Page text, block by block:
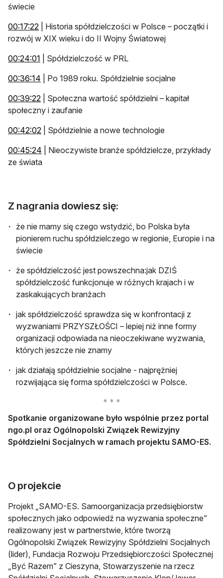
świecie
00:17:22 otwiera się w nowej karcie
| Historia spółdzielczości w Polsce – początki i
rozwój w XIX wieku i do II Wojny Światowej
00:24:01 otwiera się w nowej karcie
| Spółdzielczość w PRL
00:36:14 otwiera się w nowej karcie
| Po 1989 roku. Spółdzielnie socjalne
00:39:22 otwiera się w nowej karcie
| Społeczna wartość spółdzielni – kapitał
społeczny i zaufanie
00:42:02 otwiera się w nowej karcie
| Spółdzielnie a nowe technologie
00:45:24 otwiera się w nowej karcie
| Nieoczywiste branże spółdzielcze, przykłady
ze świata
Z nagrania dowiesz się:
że nie mamy się czego wstydzić, bo Polska była
pionierem ruchu spółdzielczego w regionie, Europie i na
świecie
że spółdzielczość jest powszechna:jak DZIŚ
spółdzielczość funkcjonuje w różnych krajach i w
zaskakujących branżach
jak spółdzielczość sprawdza się w konfrontacji z
wyzwaniami PRZYSZŁOŚCI – lepiej niż inne formy
organizacji odpowiada na nieoczekiwane wyzwania,
których jeszcze nie znamy
jak działają spółdzielnie socjalne - najprężniej
rozwijająca się forma spółdzielczości w Polsce.
Spotkanie organizowane było wspólnie przez portal
ngo.pl oraz Ogólnopolski Związek Rewizyjny
Spółdzielni Socjalnych w ramach projektu SAMO-ES.
O projekcie
Projekt „SAMO-ES. Samoorganizacja przedsiębiorstw
społecznych jako odpowiedź na wyzwania społeczne”
realizowany jest w partnerstwie, które tworzą
Ogólnopolski Związek Rewizyjny Spółdzielni Socjalnych
(lider), Fundacja Rozwoju Przedsiębiorczości Społecznej
„Być Razem” z Cieszyna, Stowarzyszenie na rzecz